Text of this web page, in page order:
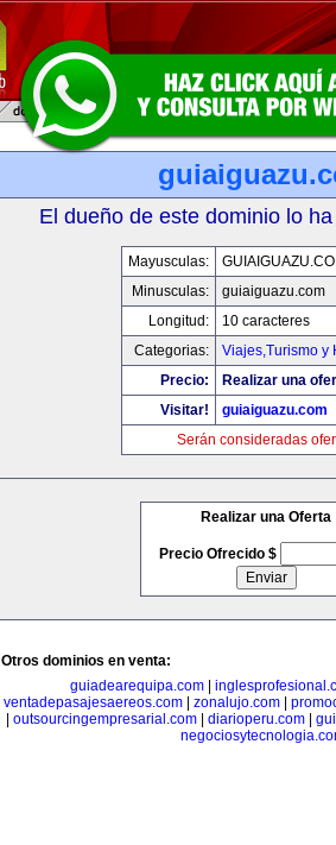
El dueño de este dominio lo
Mayusculas:
Minusculas:
guiaiguazu.com
Longitud:
10 caracteres
Categorias:
Viajes,Turismo y
Precio:
Realizar una
Visitar!
guiaiguazu.com
Serán consideradas
Realizar una Oferta
Precio Ofrecido $
Otros dominios en venta:
guiadearequipa.com|
ventadepasajesaereos.com
zonalujo.com
outsourcingempresarial.com| diarioperu.com|